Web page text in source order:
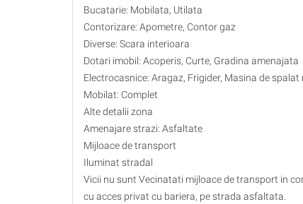
Bucatarie: Mobilata, Utilata
Contorizare: Apometre, Contor gaz
Diverse: Scara interioara
Dotari imobil: Acoperis, Curte, Gradina amenajata
Electrocasnice: Aragaz, Frigider, Masina de spalat
Mobilat: Complet
Alte detalii zona
Amenajare strazi: Asfaltate
Mijloace de transport
Iluminat stradal
Vicii nu sunt Vecinatati mijloace de transport in
cu acces privat cu bariera, pe strada asfaltata.